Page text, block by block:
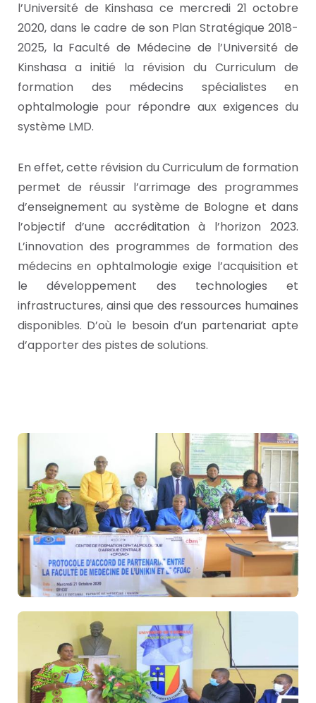
l’Université de Kinshasa ce mercredi 21 octobre
2020, dans le cadre de son Plan Stratégique 2018-
2025, la Faculté de Médecine de l’Université de
Kinshasa a initié la révision du Curriculum de
formation des médecins spécialistes en
ophtalmologie pour répondre aux exigences du
système LMD.
En effet, cette révision du Curriculum de formation
permet de réussir l’arrimage des programmes
d’enseignement au système de Bologne et dans
l’objectif d’une accréditation à l’horizon 2023.
L’innovation des programmes de formation des
médecins en ophtalmologie exige l’acquisition et
le développement des technologies et
infrastructures, ainsi que des ressources humaines
disponibles. D’où le besoin d’un partenariat apte
d’apporter des pistes de solutions.